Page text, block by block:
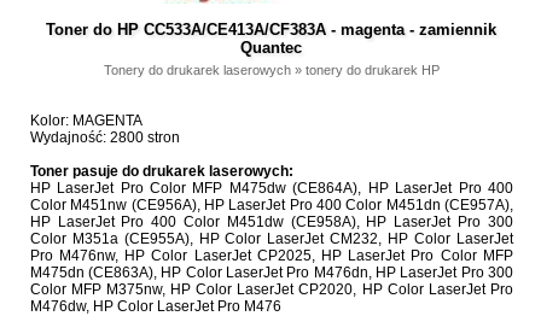
Toner do HP CC533A/CE413A/CF383A - magenta - zamiennik
Quantec
Tonery do drukarek laserowych» tonery do drukarek HP
Kolor: MAGENTA
Wydajność: 2800 stron
Toner pasuje do drukarek laserowych:
HP LaserJet Pro Color MFP M475dw (CE864A), HP LaserJet Pro 400
Color M451nw (CE956A), HP LaserJet Pro 400 Color M451dn (CE957A),
HP LaserJet Pro 400 Color M451dw (CE958A), HP LaserJet Pro 300
Color M351a (CE955A), HP Color LaserJet CM232, HP Color LaserJet
Pro M476nw, HP Color LaserJet CP2025, HP LaserJet Pro Color MFP
M475dn (CE863A), HP Color LaserJet Pro M476dn, HP LaserJet Pro 300
Color MFP M375nw, HP Color LaserJet CP2020, HP Color LaserJet Pro
M476dw, HP Color LaserJet Pro M476